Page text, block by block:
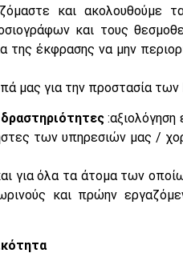
και ακολουθούμε
και τους
της έκφρασης να μην
μας για την προστασία
:αξιολόγηση
των υπηρεσιών μας /
για όλα τα άτομα των
και πρώην